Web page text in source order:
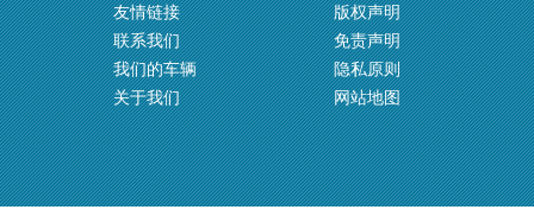
友情链接
联系我们
我们的车辆
关于我们
版权声明
免责声明
隐私原则
网站地图